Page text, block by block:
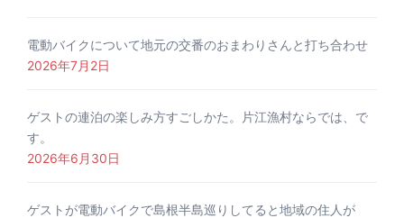
電動バイクについて地元の交番のおまわりさんと打ち合わせ
2026年7月2日
ゲストの連泊の楽しみ方すごしかた。片江漁村ならでは、で
す。
2026年6月30日
ゲストが電動バイクで島根半島巡りしてると地域の住人が